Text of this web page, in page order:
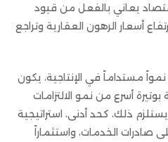
يعاني بالفعل من قيود
أسعار الرهون العقارية وتراجع
مستداماً في الإنتاجية، يكون
أسرع من نمو الالتزامات
ذلك، كحد أدنى، استراتيجية
صادرات الخدمات، واستثماراً